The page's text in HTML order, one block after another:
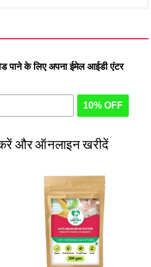
पाने के लिए अपना ईमेल आईडी एंटर
10% OFF
करें और ऑनलाइन खरीदें